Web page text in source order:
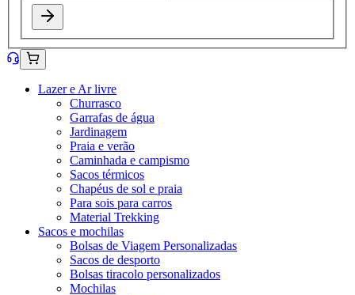
Lazer e Ar livre
Churrasco
Garrafas de água
Jardinagem
Praia e verão
Caminhada e campismo
Sacos térmicos
Chapéus de sol e praia
Para sois para carros
Material Trekking
Sacos e mochilas
Bolsas de Viagem Personalizadas
Sacos de desporto
Bolsas tiracolo personalizados
Mochilas